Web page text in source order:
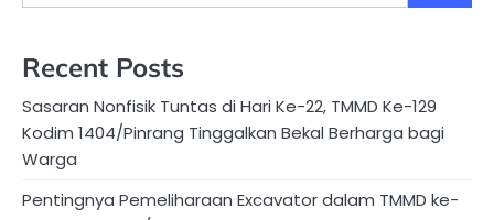
Recent Posts
Sasaran Nonfisik Tuntas di Hari Ke-22, TMMD Ke-129
Kodim 1404/Pinrang Tinggalkan Bekal Berharga bagi
Warga
Pentingnya Pemeliharaan Excavator dalam TMMD ke-